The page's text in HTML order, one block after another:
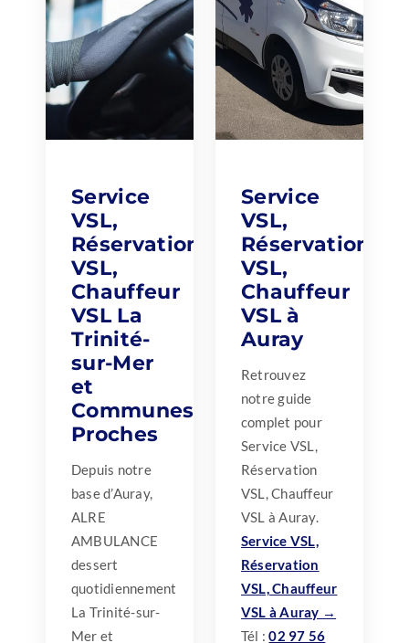
Service
VSL,
Réservation
VSL,
Chauffeur
VSL La
Trinité-
sur-Mer
et
Communes
Proches
Depuis notre
base d’Auray,
ALRE
AMBULANCE
dessert
quotidiennement
La Trinité-sur-
Mer et
Service
VSL,
Réservation
VSL,
Chauffeur
VSL à
Auray
Retrouvez
notre guide
complet pour
Service VSL,
Réservation
VSL, Chauffeur
VSL à Auray.
Service VSL,
Réservation
VSL, Chauffeur
VSL à Auray →
Tél :02 97 56